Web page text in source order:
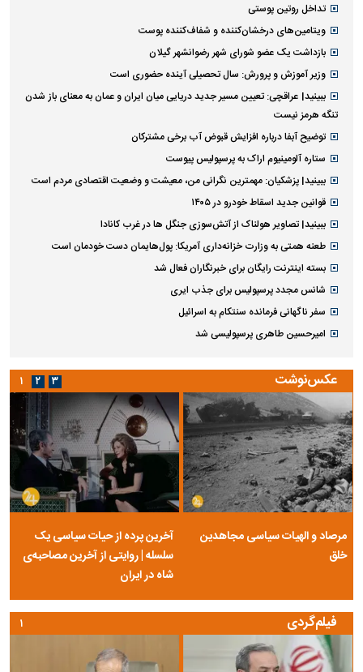
پیاده‌روی جاماندگان اربعین در تهران
آخرین اخبار پربازدید ها پربحث ترین عناوین
تداخل روتین پوستی
ویتامین‌های درخشان‌کننده و شفاف‌کننده پوست
بازداشت یک عضو شورای شهر رضوانشهر گیلان
وزیر آموزش و پرورش: سال تحصیلی آینده حضوری است
ببینید| عراقچی: تعیین مسیر جدید دریایی میان ایران و عمان به معنای باز شدن
تنگه هرمز نیست
ستاره آلومینیوم اراک به پرسپولیس پیوست
ببینید| پزشکیان: مهمترین نگرانی من، معیشت و وضعیت اقتصادی مردم است
قوانین جدید اسقاط خودرو در ۱۴۰۵
ببینید| تصاویر هولناک از آتش‌سوزی جنگل ها در غرب کانادا
طعنه همتی به وزارت خزانه‌داری آمریکا: پول‌هایمان دست خودمان است
بسته اینترنت رایگان برای خبرنگاران فعال شد
شانس مجدد پرسپولیس برای جذب ایری
امیرحسین طاهری پرسپولیسی شد